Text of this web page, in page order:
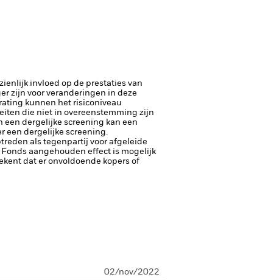
invloed op de prestaties van
zijn voor veranderingen in deze
kunnen het risiconiveau
die niet in overeenstemming zijn
een dergelijke screening kan een
een dergelijke screening.
als tegenpartij voor afgeleide
aangehouden effect is mogelijk
dat er onvoldoende kopers of
02/nov/2022